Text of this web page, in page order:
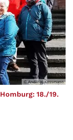
© Andreas Kossmann
18./19.